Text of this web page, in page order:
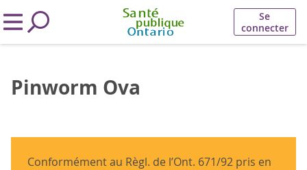
Se
connecter
Pinworm Ova
Conformément au Règl. de l’Ont. 671/92 pris en